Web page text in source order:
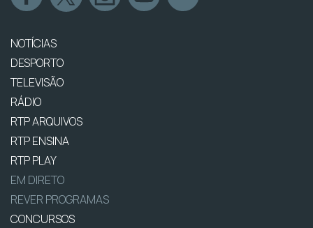
NOTÍCIAS
DESPORTO
TELEVISÃO
RÁDIO
RTP ARQUIVOS
RTP ENSINA
RTP PLAY
EM DIRETO
REVER PROGRAMAS
CONCURSOS